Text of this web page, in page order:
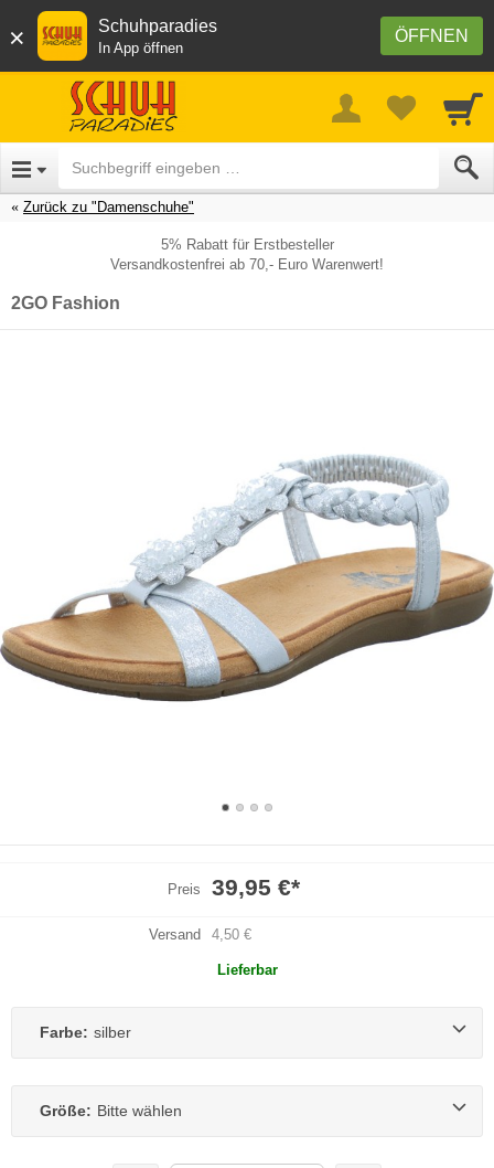
× ÖFFNEN
Schuhparadies
In App öffnen
Zurück zu "Damenschuhe"
5% Rabatt für Erstbesteller
Versandkostenfrei ab 70,- Euro Warenwert!
2GO Fashion
Preis 39,95 €*
Versand 4,50 €
Lieferbar
Farbe: silber
Größe: Bitte wählen